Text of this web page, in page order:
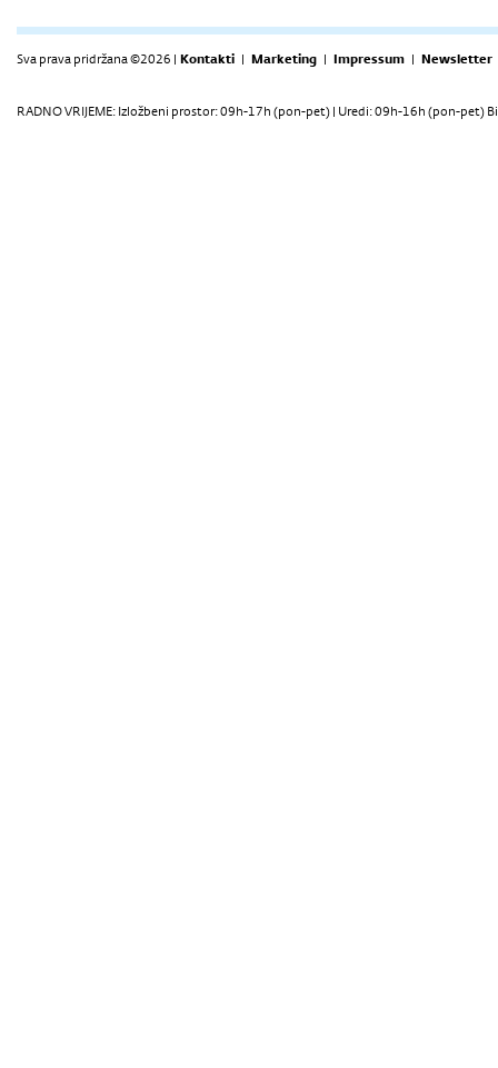
Sva prava pridržana ©2026 | Kontakti | Marketing | Impressum | Newsletter
RADNO VRIJEME: Izložbeni prostor: 09h-17h (pon-pet) | Uredi: 09h-16h (pon-pet)